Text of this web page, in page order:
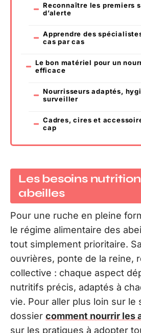
Reconnaître les premiers
d’alerte
Apprendre des
cas par cas
Le bon matériel pour un
efficace
Nourrisseurs adaptés,
surveiller
Cadres, cires et
cap
Les besoins
abeilles
Pour une ruche en pleine
le régime alimentaire des
tout simplement prioritaire.
ouvrières, ponte de la reine,
collective : chaque aspect
nutritifs précis, adaptés à
vie. Pour aller plus loin sur le
dossier comment nourrir les
sur les pratiques à adopter